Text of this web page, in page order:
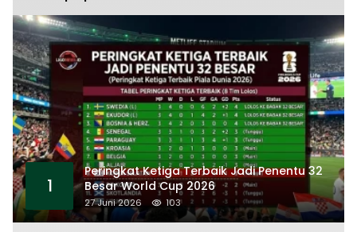
1
Peringkat Ketiga Terbaik Jadi Penentu 32
Besar World Cup 2026
27 Juni 2026 103